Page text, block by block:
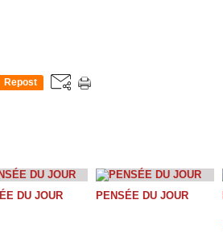
Repost
DU JOUR PENSÉE DU JOUR